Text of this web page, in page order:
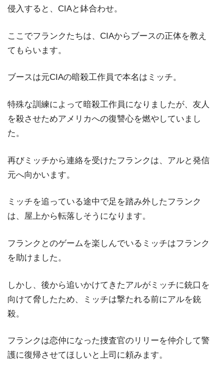
侵入すると、CIAと鉢合わせ。
ここでフランクたちは、CIAからブースの正体を教え
てもらいます。
ブースは元CIAの暗殺工作員で本名はミッチ。
特殊な訓練によって暗殺工作員になりましたが、友人
を殺させためアメリカへの復讐心を燃やしていまし
た。
再びミッチから連絡を受けたフランクは、アルと発信
元へ向かいます。
ミッチを追っている途中で足を踏み外したフランク
は、屋上から転落しそうになります。
フランクとのゲームを楽しんでいるミッチはフランク
を助けました。
しかし、後から追いかけてきたアルがミッチに銃口を
向けて脅したため、ミッチは撃たれる前にアルを銃
殺。
フランクは恋仲になった捜査官のリリーを仲介して警
護に復帰させてほしいと上司に頼みます。